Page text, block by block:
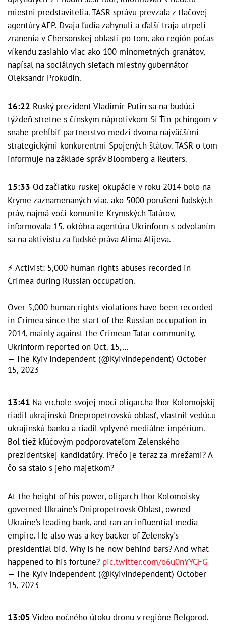
miestni predstavitelia. TASR správu prevzala z tlačovej
agentúry AFP. Dvaja ľudia zahynuli a ďalší traja utrpeli
zranenia v Chersonskej oblasti po tom, ako región počas
víkendu zasiahlo viac ako 100 mínometných granátov,
napísal na sociálnych sieťach miestny gubernátor
Oleksandr Prokudin.
16:22 Ruský prezident Vladimir Putin sa na budúci
týždeň stretne s čínskym náprotivkom Si Ťin-pchingom v
snahe prehĺbiť partnerstvo medzi dvoma najväčšími
strategickými konkurentmi Spojených štátov. TASR o tom
informuje na základe správ Bloomberg a Reuters.
15:33 Od začiatku ruskej okupácie v roku 2014 bolo na
Kryme zaznamenaných viac ako 5000 porušení ľudských
práv, najmä voči komunite Krymských Tatárov,
informovala 15. októbra agentúra Ukrinform s odvolaním
sa na aktivistu za ľudské práva Alima Alijeva.
⚡️ Activist: 5,000 human rights abuses recorded in
Crimea during Russian occupation.
Over 5,000 human rights violations have been recorded
in Crimea since the start of the Russian occupation in
2014, mainly against the Crimean Tatar community,
Ukrinform reported on Oct. 15,…
— The Kyiv Independent (@KyivIndependent) October
15, 2023
13:41 Na vrchole svojej moci oligarcha Ihor Kolomojskij
riadil ukrajinskú Dnepropetrovskú oblasť, vlastnil vedúcu
ukrajinskú banku a riadil vplyvné mediálne impérium.
Bol tiež kľúčovým podporovateľom Zelenského
prezidentskej kandidatúry. Prečo je teraz za mrežami? A
čo sa stalo s jeho majetkom?
At the height of his power, oligarch Ihor Kolomoisky
governed Ukraine’s Dnipropetrovsk Oblast, owned
Ukraine’s leading bank, and ran an influential media
empire. He also was a key backer of Zelensky's
presidential bid. Why is he now behind bars? And what
happened to his fortune? pic.twitter.com/o6u0nYYGFG
— The Kyiv Independent (@KyivIndependent) October
15, 2023
13:05 Video nočného útoku dronu v regióne Belgorod.